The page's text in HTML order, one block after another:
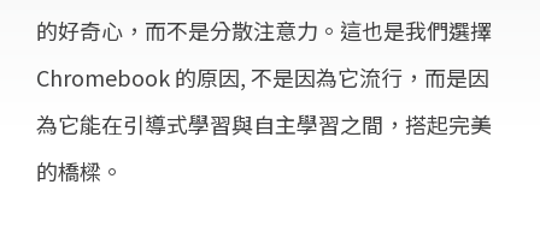
的好奇心，而不是分散注意力。這也是我們選擇
Chromebook 的原因, 不是因為它流行，而是因
為它能在引導式學習與自主學習之間，搭起完美
的橋樑。